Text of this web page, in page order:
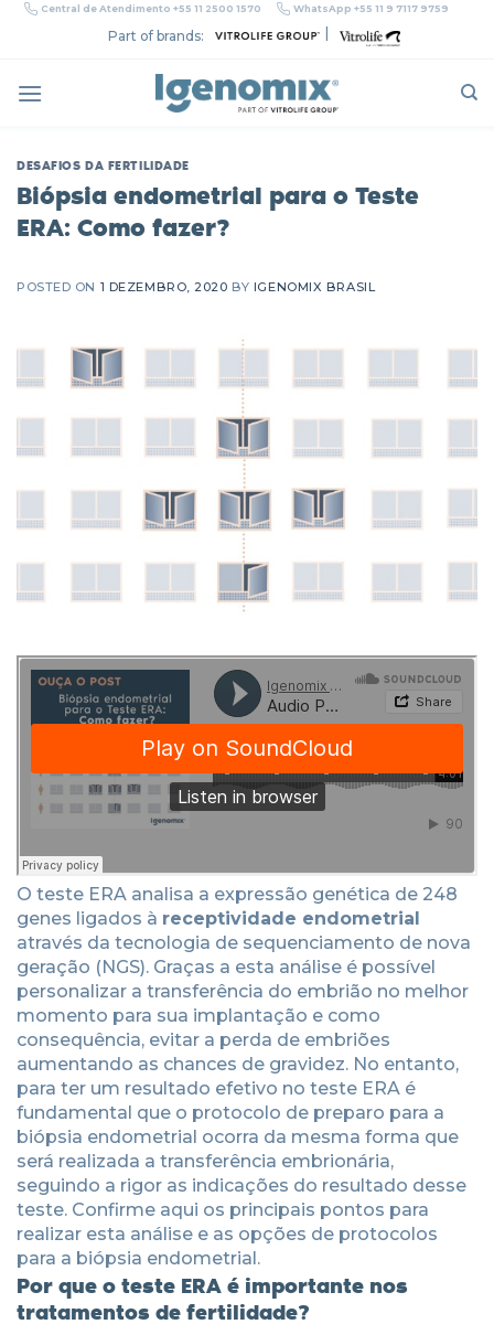
Skip Central de Atendimento +55 11 2500 1570 WhatsApp +55 11 9 7117 9759
Part of brands:
DESAFIOS DA FERTILIDADE
Biópsia endometrial para o Teste
ERA: Como fazer?
POSTED ON 1 DEZEMBRO, 2020 BY IGENOMIX BRASIL
O teste ERA analisa a expressão genética de 248
genes ligados à receptividade endometrial
através da tecnologia de sequenciamento de nova
geração (NGS). Graças a esta análise é possível
personalizar a transferência do embrião no melhor
momento para sua implantação e como
consequência, evitar a perda de embriões
aumentando as chances de gravidez. No entanto,
para ter um resultado efetivo no teste ERA é
fundamental que o protocolo de preparo para a
biópsia endometrial ocorra da mesma forma que
será realizada a transferência embrionária,
seguindo a rigor as indicações do resultado desse
teste. Confirme aqui os principais pontos para
realizar esta análise e as opções de protocolos
para a biópsia endometrial.
Por que o teste ERA é importante nos
tratamentos de fertilidade?